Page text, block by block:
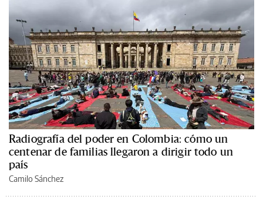
Radiografía del poder en Colombia: cómo un
centenar de familias llegaron a dirigir todo un
país
Camilo Sánchez